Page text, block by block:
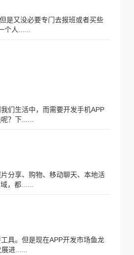
是又没必要专门去报班或者买些
人......
们生活中，而需要开发手机APP
？下......
分享、购物、移动聊天、本地活
，都......
具。但是现在APP开发市场鱼龙
进......